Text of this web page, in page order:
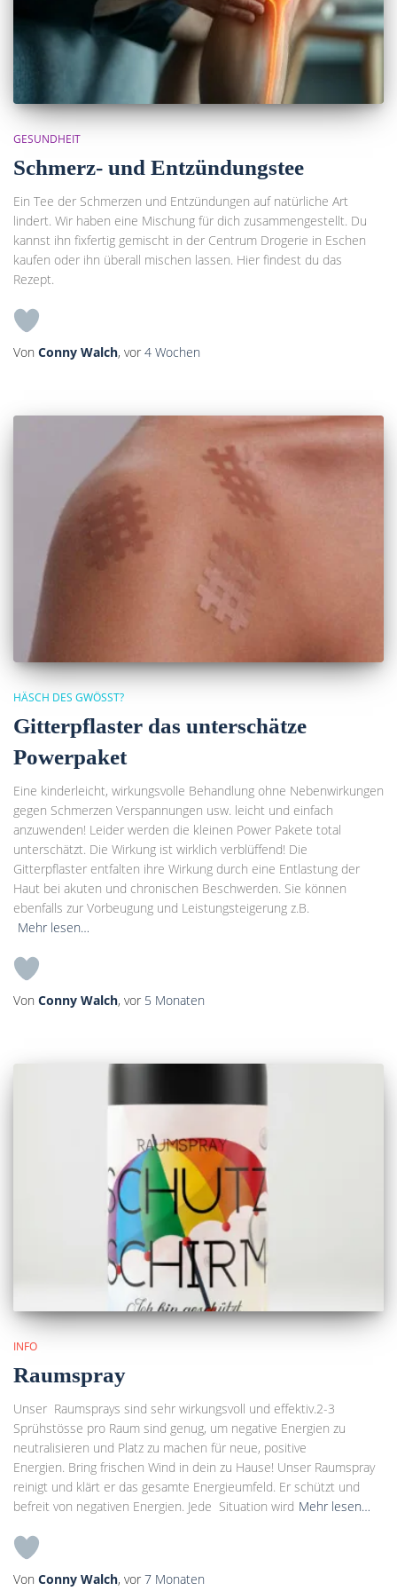
GESUNDHEIT
Schmerz- und Entzündungstee
Ein Tee der Schmerzen und Entzündungen auf natürliche Art
lindert. Wir haben eine Mischung für dich zusammengestellt. Du
kannst ihn fixfertig gemischt in der Centrum Drogerie in Eschen
kaufen oder ihn überall mischen lassen. Hier findest du das
Rezept.
Von Conny Walch, vor 4 Wochen
HÄSCH DES GWÖSST?
Gitterpflaster das unterschätze
Powerpaket
Eine kinderleicht, wirkungsvolle Behandlung ohne Nebenwirkungen
gegen Schmerzen Verspannungen usw. leicht und einfach
anzuwenden! Leider werden die kleinen Power Pakete total
unterschätzt. Die Wirkung ist wirklich verblüffend! Die
Gitterpflaster entfalten ihre Wirkung durch eine Entlastung der
Haut bei akuten und chronischen Beschwerden. Sie können
ebenfalls zur Vorbeugung und Leistungsteigerung z.B.
Mehr lesen…
Von Conny Walch, vor 5 Monaten
INFO
Raumspray
Unser Raumsprays sind sehr wirkungsvoll und effektiv.2-3
Sprühstösse pro Raum sind genug, um negative Energien zu
neutralisieren und Platz zu machen für neue, positive
Energien. Bring frischen Wind in dein zu Hause! Unser Raumspray
reinigt und klärt er das gesamte Energieumfeld. Er schützt und
befreit von negativen Energien. Jede Situation wird Mehr lesen…
Von Conny Walch, vor 7 Monaten